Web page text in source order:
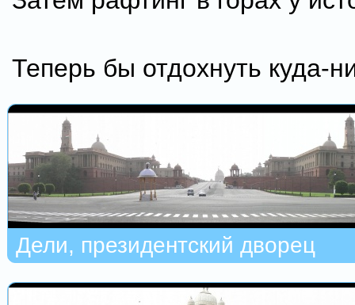
Теперь бы отдохнуть
Дели, президентский дворец